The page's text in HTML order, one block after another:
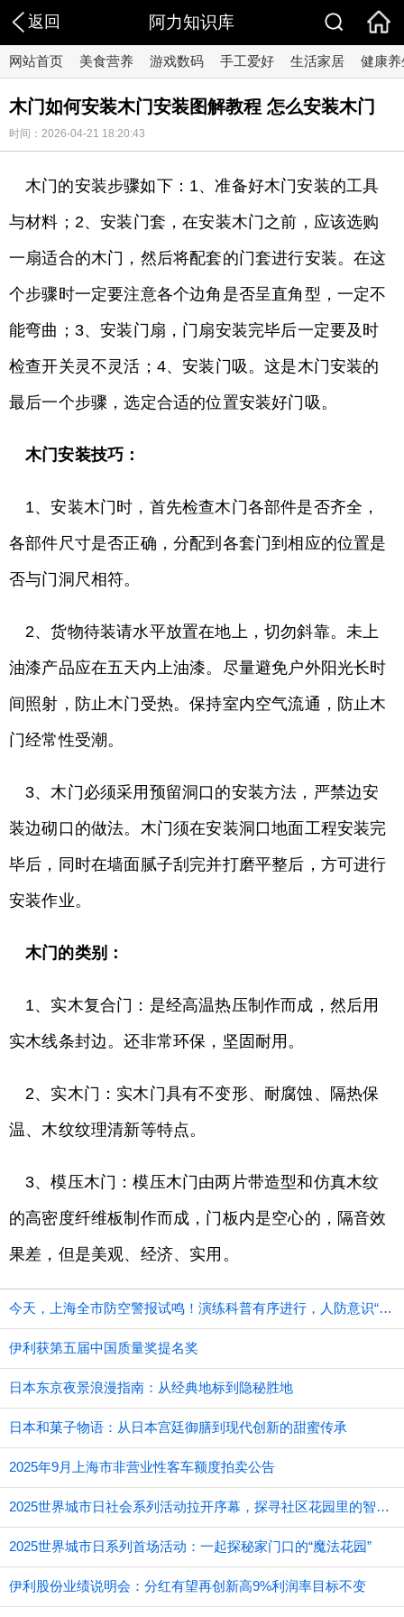
返回 阿力知识库
网站首页 美食营养 游戏数码 手工爱好 生活家居 健康养
木门如何安装木门安装图解教程 怎么安装木门
时间：2026-04-21 18:20:43
木门的安装步骤如下：1、准备好木门安装的工具
与材料；2、安装门套，在安装木门之前，应该选购
一扇适合的木门，然后将配套的门套进行安装。在这
个步骤时一定要注意各个边角是否呈直角型，一定不
能弯曲；3、安装门扇，门扇安装完毕后一定要及时
检查开关灵不灵活；4、安装门吸。这是木门安装的
最后一个步骤，选定合适的位置安装好门吸。
木门安装技巧：
1、安装木门时，首先检查木门各部件是否齐全，
各部件尺寸是否正确，分配到各套门到相应的位置是
否与门洞尺相符。
2、货物待装请水平放置在地上，切勿斜靠。未上
油漆产品应在五天内上油漆。尽量避免户外阳光长时
间照射，防止木门受热。保持室内空气流通，防止木
门经常性受潮。
3、木门必须采用预留洞口的安装方法，严禁边安
装边砌口的做法。木门须在安装洞口地面工程安装完
毕后，同时在墙面腻子刮完并打磨平整后，方可进行
安装作业。
木门的类别：
1、实木复合门：是经高温热压制作而成，然后用
实木线条封边。还非常环保，坚固耐用。
2、实木门：实木门具有不变形、耐腐蚀、隔热保
温、木纹纹理清新等特点。
3、模压木门：模压木门由两片带造型和仿真木纹
的高密度纤维板制作而成，门板内是空心的，隔音效
果差，但是美观、经济、实用。
今天，上海全市防空警报试鸣！演练科普有序进行，人防意识“声入人心”
伊利获第五届中国质量奖提名奖
日本东京夜景浪漫指南：从经典地标到隐秘胜地
日本和菓子物语：从日本宫廷御膳到现代创新的甜蜜传承
2025年9月上海市非营业性客车额度拍卖公告
2025世界城市日社会系列活动拉开序幕，探寻社区花园里的智慧应用
2025世界城市日系列首场活动：一起探秘家门口的“魔法花园”
伊利股份业绩说明会：分红有望再创新高9%利润率目标不变